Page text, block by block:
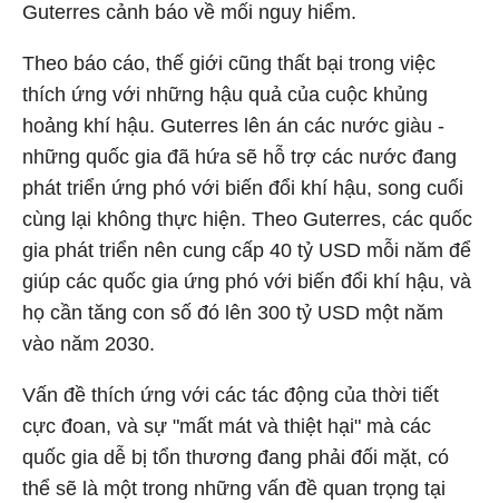
Guterres cảnh báo về mối nguy hiểm.
Theo báo cáo, thế giới cũng thất bại trong việc
thích ứng với những hậu quả của cuộc khủng
hoảng khí hậu. Guterres lên án các nước giàu -
những quốc gia đã hứa sẽ hỗ trợ các nước đang
phát triển ứng phó với biến đổi khí hậu, song cuối
cùng lại không thực hiện. Theo Guterres, các quốc
gia phát triển nên cung cấp 40 tỷ USD mỗi năm để
giúp các quốc gia ứng phó với biến đổi khí hậu, và
họ cần tăng con số đó lên 300 tỷ USD một năm
vào năm 2030.
Vấn đề thích ứng với các tác động của thời tiết
cực đoan, và sự "mất mát và thiệt hại" mà các
quốc gia dễ bị tổn thương đang phải đối mặt, có
thể sẽ là một trong những vấn đề quan trọng tại